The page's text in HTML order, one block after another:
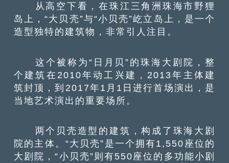
从高空下看，在珠江三角洲珠海市野狸
岛上，“大贝壳”与“小贝壳”屹立岛上，是一个
造型独特的建筑物，非常引人注目。
这个被称为“日月贝”的珠海大剧院，整
个建筑在2010年动工兴建，2013年主体建
筑封顶，到2017年1月1日进行首场演出，是
当地艺术演出的重要场所。
两个贝壳造型的建筑，构成了珠海大剧
院的主体。“大贝壳”是一个拥有1,550座位的
大剧院，“小贝壳”则有550座位的多功能小剧